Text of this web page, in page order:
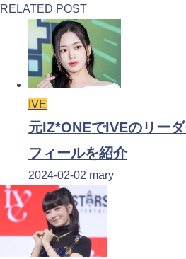
RELATED POST
IVE
元IZ*ONEでIVEのリー
フィールを紹介
2024-02-02 mary